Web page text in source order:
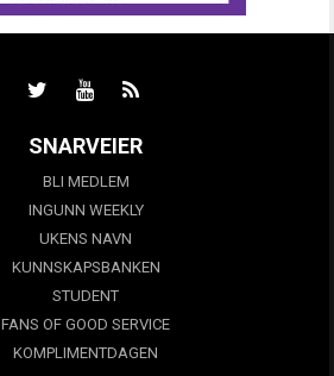
SNARVEIER
BLI MEDLEM
INGUNN WEEKLY
UKENS NAVN
KUNNSKAPSBANKEN
STUDENT
FANS OF GOOD SERVICE
KOMPLIMENTDAGEN